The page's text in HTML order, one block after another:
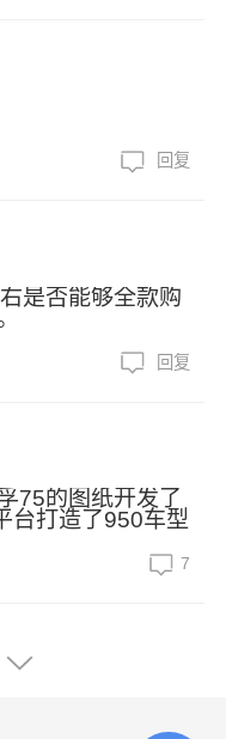
回复
是否能够全款购
回复
75的图纸开发了
台打造了950车型
7